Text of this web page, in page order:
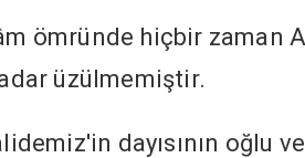
ömründe hiçbir zaman
üzülmemiştir.
dayısının oğlu